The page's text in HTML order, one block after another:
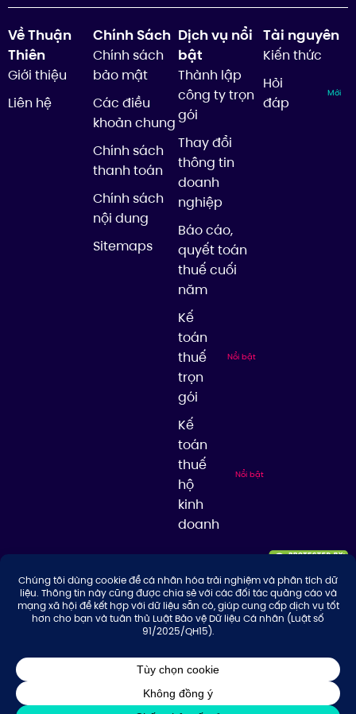
Về Thuận
Thiên
Giới thiệu
Liên hệ
Chính Sách
Chính sách
bảo mật
Các điều
khoản chung
Chính sách
thanh toán
Chính sách
nội dung
Sitemaps
Dịch vụ nổi
bật
Thành lập
công ty trọn
gói
Thay đổi
thông tin
doanh
nghiệp
Báo cáo,
quyết toán
thuế cuối
năm
Kế
toán
thuế
trọn
gói
Nổi bật
Kế
toán
thuế
hộ
kinh
doanh
Nổi bật
Tài nguyên
Kiến thức
Hỏi
đáp
Mới
© 2026 Công ty TNHH Tư Vấn & Giải Pháp Thuế Thuận Thiên, giữ bản